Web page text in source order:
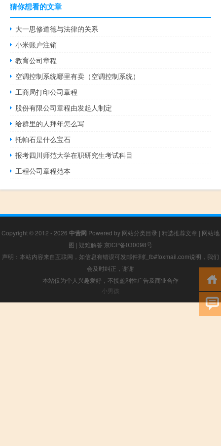
猜你想看的文章
大一思修道德与法律的关系
小米账户注销
教育公司章程
空调控制系统哪里有卖（空调控制系统）
工商局打印公司章程
股份有限公司章程由发起人制定
给群里的人拜年怎么写
托帕石是什么宝石
报考四川师范大学在职研究生考试科目
工程公司章程范本
Copyright © 2012 - 2026 中营网 Powered by 网站分类目录 | 精选推荐文章 | 网站地
图 | 疑难解答 京ICP备030098号
声明：本站内容来自互联网，如信息有错误可发邮件到f_fb#foxmail.com说明，我们
会及时纠正，谢谢
本站仅为个人兴趣爱好，不接盈利性广告及商业合作
小男孩